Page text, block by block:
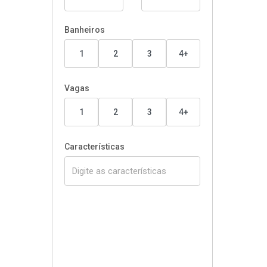
Banheiros
1 2 3 4+
Vagas
1 2 3 4+
Características